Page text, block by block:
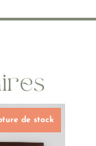
de stock